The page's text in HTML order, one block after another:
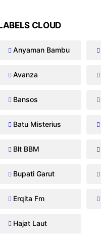
CLOUD
Anyaman Bambu
Avanza
Bansos
Batu Misterius
Blt BBM
Bupati Garut
Erqita Fm
Hajat Laut